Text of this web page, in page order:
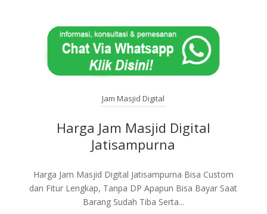
Jam Masjid Digital
Harga Jam Masjid Digital
Jatisampurna
Harga Jam Masjid Digital Jatisampurna Bisa Custom
dan Fitur Lengkap, Tanpa DP Apapun Bisa Bayar Saat
Barang Sudah Tiba Serta...